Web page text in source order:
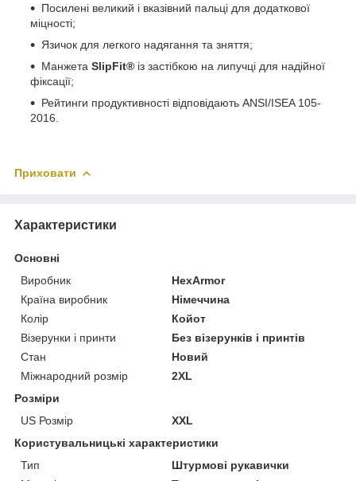
Посилені великий і вказівний пальці для додаткової
міцності;
Язичок для легкого надягання та зняття;
Манжета SlipFit® із застібкою на липучці для надійної
фіксації;
Рейтинги продуктивності відповідають ANSI/ISEA 105-
2016.
Приховати
Характеристики
Основні
Виробник
HexArmor
Країна виробник
Німеччина
Колір
Койот
Візерунки і принти
Без візерунків і принтів
Стан
Новий
Міжнародний розмір
2XL
Розміри
US Розмір
XXL
Користувальницькі характеристики
Тип
Штурмові рукавички